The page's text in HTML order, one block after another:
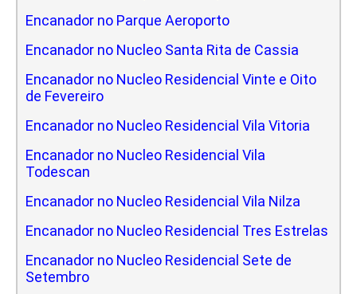
Encanador no Parque Aeroporto
Encanador no Nucleo Santa Rita de Cassia
Encanador no Nucleo Residencial Vinte e Oito
de Fevereiro
Encanador no Nucleo Residencial Vila Vitoria
Encanador no Nucleo Residencial Vila
Todescan
Encanador no Nucleo Residencial Vila Nilza
Encanador no Nucleo Residencial Tres Estrelas
Encanador no Nucleo Residencial Sete de
Setembro